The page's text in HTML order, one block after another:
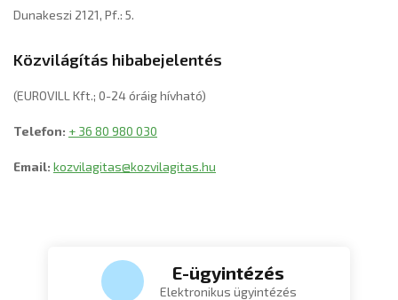
Dunakeszi 2121, Pf.: 5.
Közvilágítás hibabejelentés
(EUROVILL Kft.; 0-24 óráig hívható)
Telefon: + 36 80 980 030
Email: kozvilagitas@kozvilagitas.hu
E-ügyintézés
Elektronikus ügyintézés